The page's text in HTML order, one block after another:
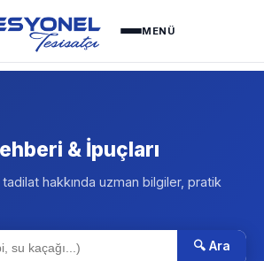
MENÜ
& İpuçları
hakkında uzman bilgiler, pratik
🔍 Ara